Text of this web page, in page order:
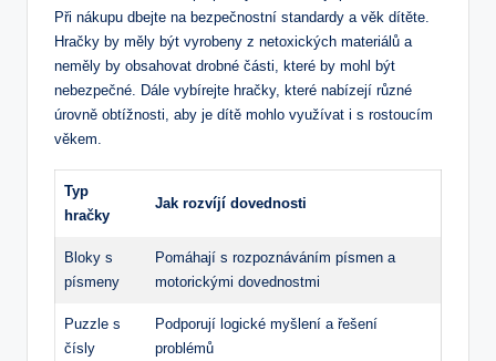
Při nákupu dbejte na bezpečnostní standardy ‌a věk dítěte.
Hračky by⁣ měly ⁣být vyrobeny z netoxických materiálů a
neměly‍ by obsahovat drobné části, které by mohl být
nebezpečné. Dále vybírejte hračky, které nabízejí různé
úrovně ‌obtížnosti, aby ‍je dítě mohlo využívat i s rostoucím
věkem.
Typ
hračky
Jak rozvíjí dovednosti
Bloky s
⁣písmeny
Pomáhají s rozpoznáváním písmen a
motorickými dovednostmi
Puzzle​ s⁢
čísly
Podporují logické myšlení a řešení
problémů